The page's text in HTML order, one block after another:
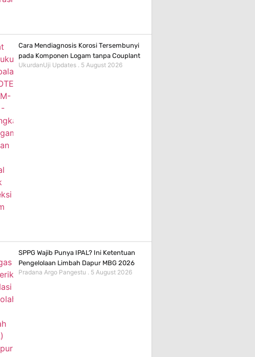
Cara Mendiagnosis Korosi Tersembunyi
pada Komponen Logam tanpa Couplant
UkurdanUji Updates
5 August 2026
SPPG Wajib Punya IPAL? Ini Ketentuan
Pengelolaan Limbah Dapur MBG 2026
Pradana Argo Pangestu
5 August 2026